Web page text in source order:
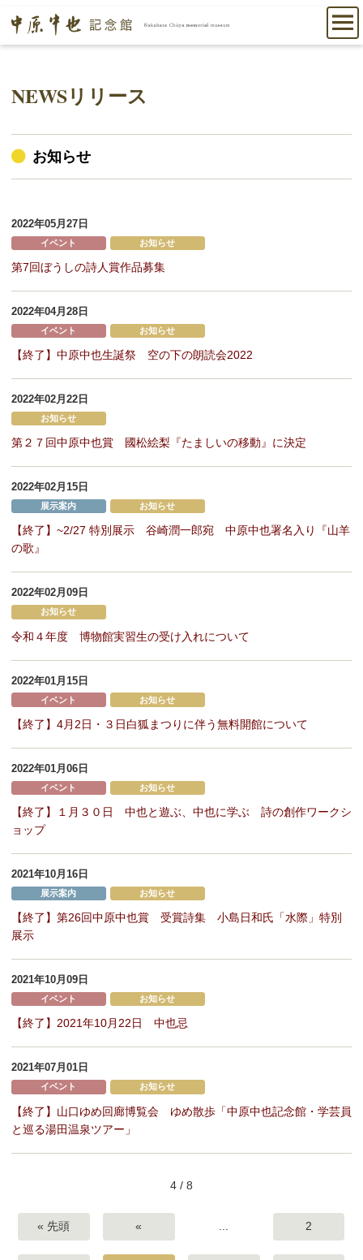
NEWSリリース
お知らせ
2022年05月27日
イベント お知らせ
第7回ぼうしの詩人賞作品募集
2022年04月28日
イベント お知らせ
【終了】中原中也生誕祭 空の下の朗読会2022
2022年02月22日
お知らせ
第２７回中原中也賞 國松絵梨『たましいの移動』に決定
2022年02月15日
展示案内 お知らせ
【終了】~2/27 特別展示 谷崎潤一郎宛 中原中也署名入り『山羊
の歌』
2022年02月09日
お知らせ
令和４年度 博物館実習生の受け入れについて
2022年01月15日
イベント お知らせ
【終了】4月2日・３日白狐まつりに伴う無料開館について
2022年01月06日
イベント お知らせ
【終了】１月３０日 中也と遊ぶ、中也に学ぶ 詩の創作ワークシ
ョップ
2021年10月16日
展示案内 お知らせ
【終了】第26回中原中也賞 受賞詩集 小島日和氏「水際」特別
展示
2021年10月09日
イベント お知らせ
【終了】2021年10月22日 中也忌
2021年07月01日
イベント お知らせ
【終了】山口ゆめ回廊博覧会 ゆめ散歩「中原中也記念館・学芸員
と巡る湯田温泉ツアー」
4 / 8
« 先頭 « ... 2